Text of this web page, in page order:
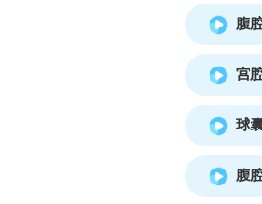
腹
宫
球
腹